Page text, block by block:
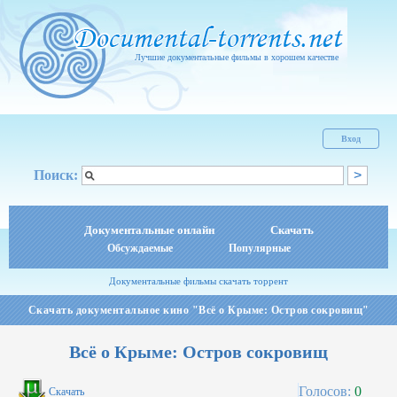
Лучшие документальные фильмы в хорошем качестве
Вход
Поиск:
Документальные онлайн Скачать
Обсуждаемые Популярные
Документальные фильмы скачать торрент
Скачать документальное кино "Всё о Крыме: Остров сокровищ"
Всё о Крыме: Остров сокровищ
Скачать Голосов: 0